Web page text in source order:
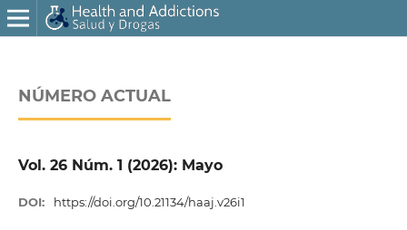
NÚMERO ACTUAL
Vol. 26 Núm. 1 (2026): Mayo
DOI: https://doi.org/10.21134/haaj.v26i1